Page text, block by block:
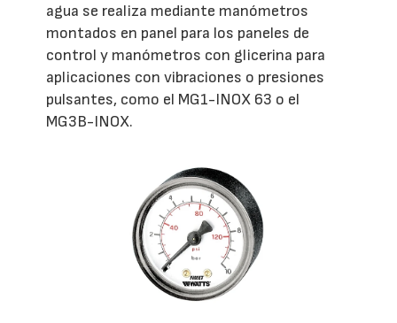
agua se realiza mediante manómetros
montados en panel para los paneles de
control y manómetros con glicerina para
aplicaciones con vibraciones o presiones
pulsantes, como el MG1-INOX 63 o el
MG3B-INOX.